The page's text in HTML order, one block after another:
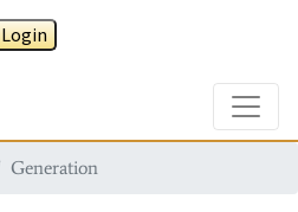
Login
Generation